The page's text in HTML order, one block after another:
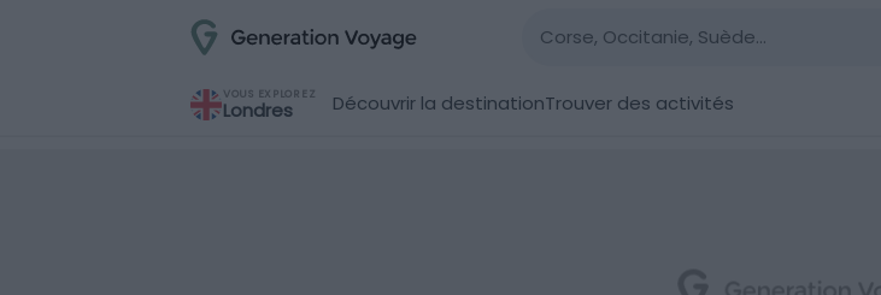
VOUS EXPLOREZ
Londres Découvrir la destinationTrouver des activités